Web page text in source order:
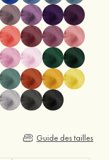
Guide des tailles